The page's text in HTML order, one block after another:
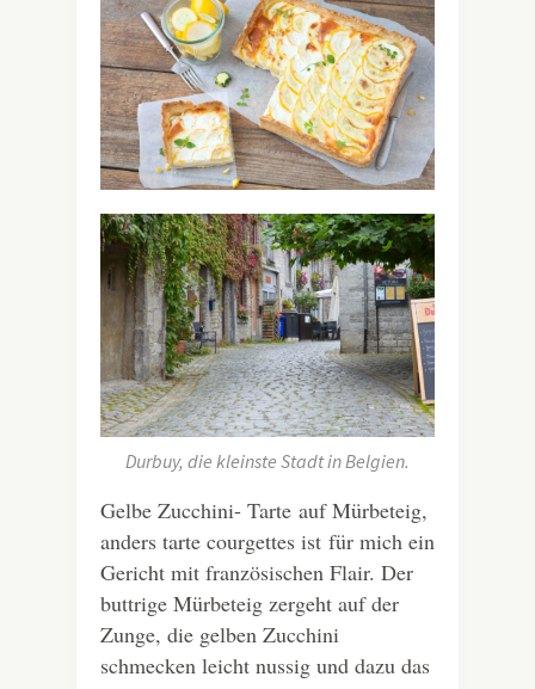
Durbuy, die kleinste Stadt in Belgien.
Gelbe Zucchini- Tarte auf Mürbeteig,
anders tarte courgettes ist für mich ein
Gericht mit französischen Flair. Der
buttrige Mürbeteig zergeht auf der
Zunge, die gelben Zucchini
schmecken leicht nussig und dazu das